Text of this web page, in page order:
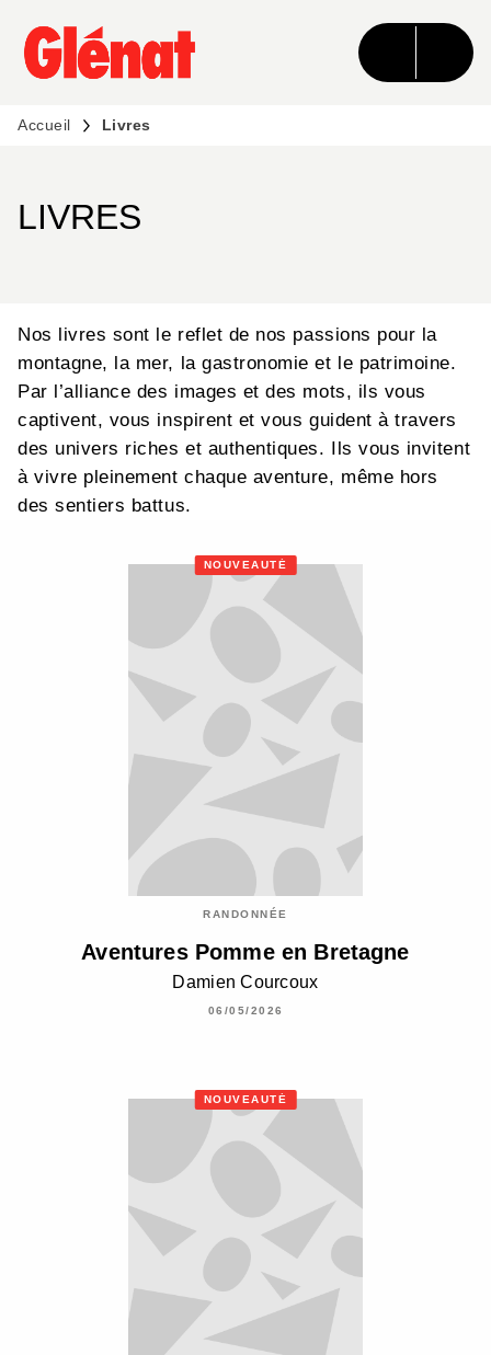
MENU RECHERCHE CONTENU
PIED DE PAGE
Accueil Livres
LIVRES
Nos livres sont le reflet de nos passions pour la
montagne, la mer, la gastronomie et le patrimoine.
Par l’alliance des images et des mots, ils vous
captivent, vous inspirent et vous guident à travers
des univers riches et authentiques. Ils vous invitent
à vivre pleinement chaque aventure, même hors
des sentiers battus.
NOUVEAUTÉ
RANDONNÉE
Aventures Pomme en Bretagne
Damien Courcoux
06/05/2026
NOUVEAUTÉ